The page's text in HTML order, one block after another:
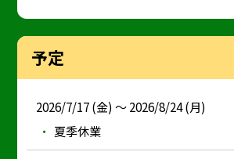
予定
2026/7/17 (金) ～ 2026/8/24 (月)
夏季休業